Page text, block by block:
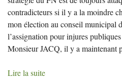
contradicteurs si il y a la moindre
mon élection au conseil municipal
l’assignation pour injures
Monsieur JACQ, il y a maintenant
Lire la suite